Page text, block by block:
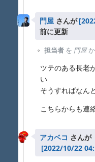
門屋 さんが
前に更新
担当者 を 門屋
ツテのある長老
い
そうすればなん
こちらからも連
アカベコ さんが